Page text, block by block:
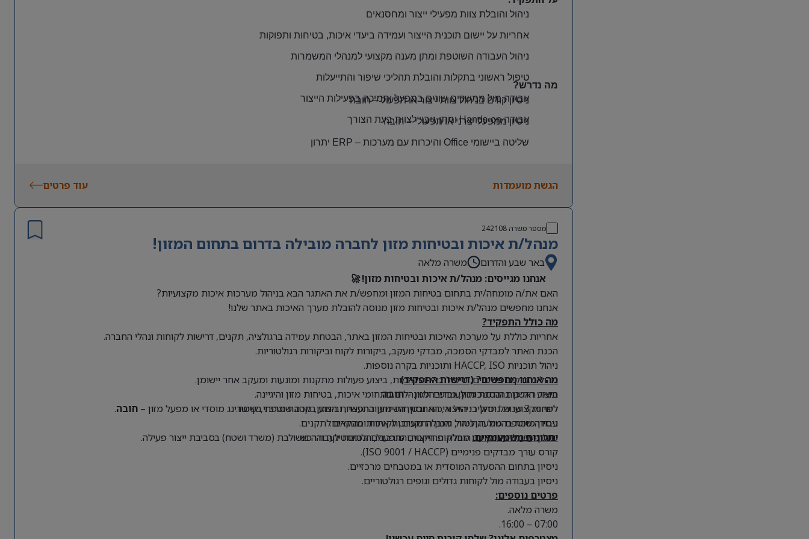
ניהול והובלת צוות מפעילי ייצור ומחסנאים
אחריות על יישום תוכנית הייצור ועמידה ביעדי איכות, בטיחות ותפוקות
ניהול העבודה השוטפת ומתן מענה מקצועי למנהלי המשמרות
טיפול ראשוני בתקלות והובלת תהליכי שיפור והתייעלות
עבודה מול ממשקים שונים במפעל ותמיכה בפעילות הייצור
עבודהHands-onומתן גיבוי לצוות בעת הצורך
מה נדרש?
ניסיון קודם בניהול צוות ייצור או תפעול – חובה
ניסיון ממפעל יצרני או תפעולי – חובה
שליטה ביישומי Office והיכרות עם מערכות ERP – יתרון
יכולת הובלת עובדים, יחסי אנוש מצוינים ויכולת עבודה בסביבה דינמית
נכונות לזמינות מעבר לשעות העבודה ולהגעה למפעל במקרים חריגים, כולל לילות וסופי שבוע
הגשת מועמדות עוד פרטים
מספר משרה242108
מנהל/ת איכות ובטיחות מזון לחברה מובילה בדרום בתחום המזון!
באר שבע והדרום
משרה מלאה
אנחנו מגייסים: מנהל/ת איכות ובטיחות מזון! 🚀
האם את/ה מומחה/ית בתחום בטיחות המזון ומחפש/ת את האתגר הבא בניהול מערכות איכות מקצועיות?
אנחנו מחפשים מנהל/ת איכות ובטיחות מזון מנוסה להובלת מערך האיכות באתר שלנו!
מה כולל התפקיד?
אחריות כוללת על מערכת האיכות ובטיחות המזון באתר, הבטחת עמידה ברגולציה, תקנים, דרישות לקוחות ונהלי החברה.
הכנת האתר למבדקי הסמכה, מבדקי מעקב, ביקורות לקוח וביקורות רגולטוריות.
ניהול תוכניות HACCP, ISO ותוכניות בקרה נוספות.
ניהול מבדקים פנימיים, טיפול באי-התאמות, ביצוע פעולות מתקנות ומונעות ומעקב אחר יישומן.
ביצוע הדרכות והסמכות לעובדים ולמנהלים בתחומי איכות, בטיחות מזון והיגיינה.
ליווי מקצועי של תהליכי הייצור, האחסון, השינוע וההפצה, וביצוע בקרה שוטפת בשטח.
עבודה שוטפת מול רגולטור, מכון התקנים, לקוחות ומבקרים.
שיתוף פעולה הדוק עם מחלקות הייצור, התפעול, הלוגיסטיקה והרכש.
מה אנחנו מחפשים? (דרישות התפקיד)
תואר ראשון בהנדסת מזון, מדעי המזון –חובה.
לפחות 3 שנות ניסיון בניהול איכות ובטיחות מזון בתעשיית המזון, מטבח מרכזי, קייטרינג מוסדי או מפעל מזון –
חובה.
ניסיון מוכח בהטמעה, ניהול והובלת מערכות איכות בהתאם לתקנים.
יכולת עבודה עצמאית, הובלת פרויקטים מורכבים ונכונות לעבודה משולבת (משרד ושטח) בסביבת ייצור פעילה.
יתרונות משמעותיים:
קורס עורך מבדקים פנימיים (ISO 9001 / HACCP).
ניסיון בתחום ההסעדה המוסדית או במטבחים מרכזיים.
ניסיון בעבודה מול לקוחות גדולים וגופים רגולטוריים.
פרטים נוספים:
משרה מלאה.
07:00 – 16:00.